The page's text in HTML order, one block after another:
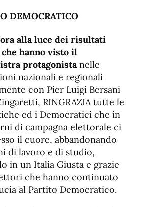
de
de
fuente.
alla luce dei risultati
hanno visto il
protagonistanelle
nazionali e regionali
con Pier Luigi Bersani
RINGRAZIA tutte le
ed i Democratici che in
di campagna elettorale ci
il cuore, abbandonando
di lavoro e di studio,
in un Italia Giusta e grazie
che hanno continuato
al Partito Democratico.